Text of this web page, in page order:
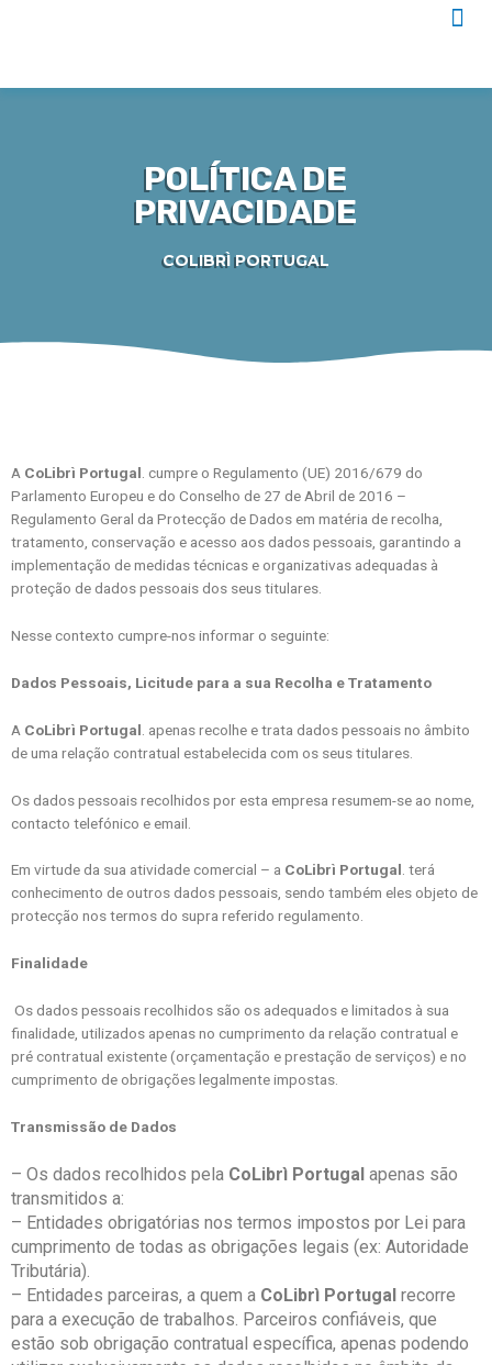
POLÍTICA DE
PRIVACIDADE
COLIBRÌ PORTUGAL
A CoLibrì Portugal . cumpre o Regulamento (UE) 2016/679 do
Parlamento Europeu e do Conselho de 27 de Abril de 2016 –
Regulamento Geral da Protecção de Dados em matéria de recolha,
tratamento, conservação e acesso aos dados pessoais, garantindo a
implementação de medidas técnicas e organizativas adequadas à
proteção de dados pessoais dos seus titulares.
Nesse contexto cumpre-nos informar o seguinte:
Dados Pessoais, Licitude para a sua Recolha e Tratamento
A CoLibrì Portugal . apenas recolhe e trata dados pessoais no âmbito
de uma relação contratual estabelecida com os seus titulares.
Os dados pessoais recolhidos por esta empresa resumem-se ao nome,
contacto telefónico e email.
Em virtude da sua atividade comercial – a CoLibrì Portugal. terá
conhecimento de outros dados pessoais, sendo também eles objeto de
protecção nos termos do supra referido regulamento.
Finalidade
Os dados pessoais recolhidos são os adequados e limitados à sua
finalidade, utilizados apenas no cumprimento da relação contratual e
pré contratual existente (orçamentação e prestação de serviços) e no
cumprimento de obrigações legalmente impostas.
Transmissão de Dados
– Os dados recolhidos pela CoLibrì Portugal apenas são
transmitidos a:
– Entidades obrigatórias nos termos impostos por Lei para
cumprimento de todas as obrigações legais (ex: Autoridade
Tributária).
– Entidades parceiras, a quem a CoLibrì Portugal recorre
para a execução de trabalhos. Parceiros confiáveis, que
estão sob obrigação contratual específica, apenas podendo